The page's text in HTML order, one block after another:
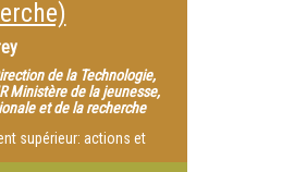
de la Technologie,
Ministère de la jeunesse,
et de la recherche
supérieur: actions et